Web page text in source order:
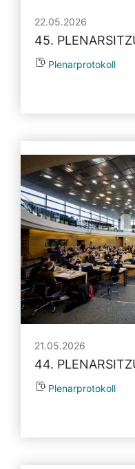
22.05.2026
45.
Plenarprotokoll
21.05.2026
44.
Plenarprotokoll